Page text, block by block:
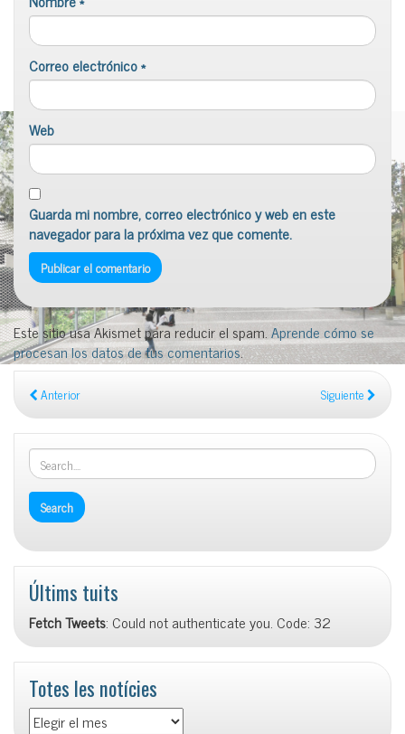
Correo electrónico*
Web
Guarda mi nombre, correo electrónico y web en este
navegador para la próxima vez que comente.
Este sitio usa Akismet para reducir el spam.Aprende cómo se
procesan los datos de tus comentarios.
Anterior Siguiente
Últims tuits
Fetch Tweets: Could not authenticate you. Code: 32
Totes les notícies
Totes